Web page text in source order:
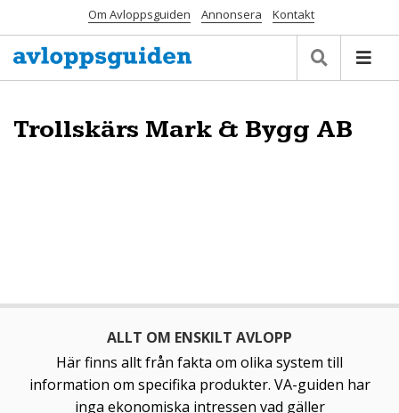
Om Avloppsguiden Annonsera Kontakt
Trollskärs Mark & Bygg AB
ALLT OM ENSKILT AVLOPP
Här finns allt från fakta om olika system till
information om specifika produkter. VA-guiden har
inga ekonomiska intressen vad gäller